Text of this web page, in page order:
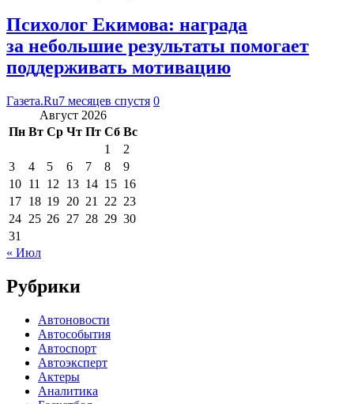
Психолог Екимова: награда
за небольшие результаты помогает
поддерживать мотивацию
Газета.Ru7 месяцев спустя 0
Август 2026
Пн Вт Ср Чт Пт Сб Вс
1
2
3
4 5 6 7 8
9
10 11 12 13 14 15 16
17 18 19 20 21 22 23
24 25 26 27 28 29 30
31
« Июл
Рубрики
Автоновости
Автособытия
Автоспорт
Автоэксперт
Актеры
Аналитика